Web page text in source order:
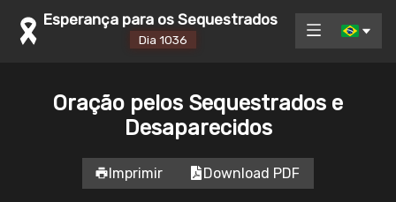
Esperança para os Sequestrados
Dia 1036
Oração pelos Sequestrados e
Desaparecidos
Imprimir Download PDF